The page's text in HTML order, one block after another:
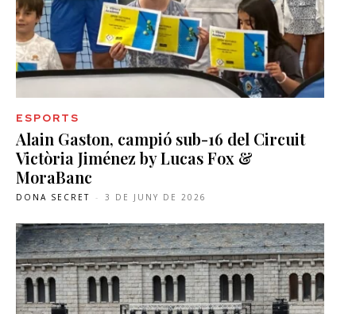
ESPORTS
Alain Gaston, campió sub-16 del Circuit
Victòria Jiménez by Lucas Fox &
MoraBanc
DONA SECRET - 3 DE JUNY DE 2026